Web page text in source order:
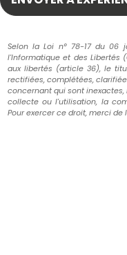
Selon la Loi n° 78-17 du 06
l'Informatique et des Libertés
aux libertés (article 36), le
rectifiées, complétées,
concernant qui sont
collecte ou l'utilisation, la
Pour exercer ce droit, merci